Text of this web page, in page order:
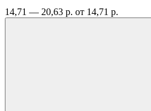
14,71 — 20,63 р. от 14,71 р.